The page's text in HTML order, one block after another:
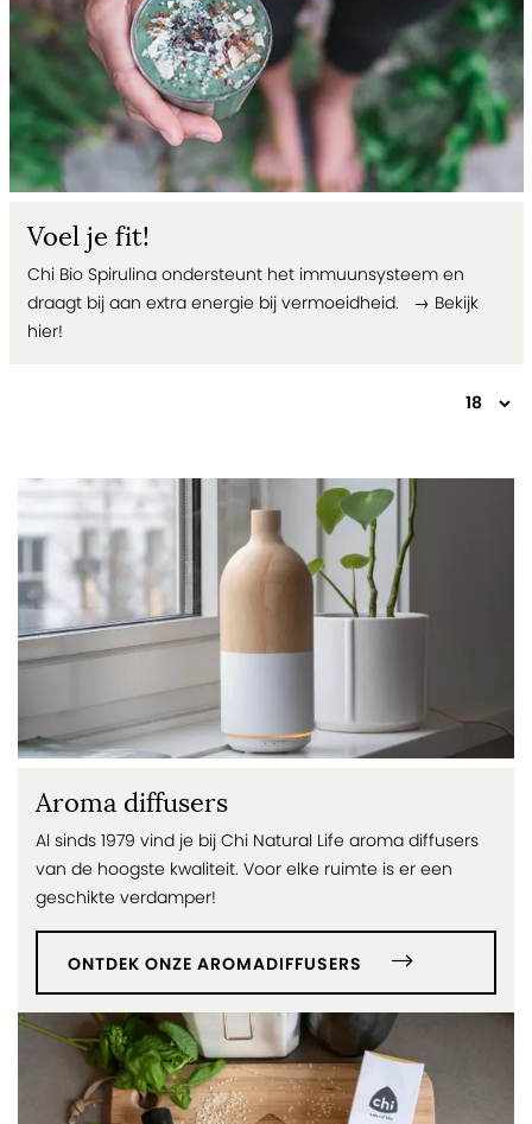
Voel je fit!
Chi Bio Spirulina ondersteunt het immuunsysteem en
draagt bij aan extra energie bij vermoeidheid. → Bekijk
hier!
Aroma diffusers
Al sinds 1979 vind je bij Chi Natural Life aroma diffusers
van de hoogste kwaliteit. Voor elke ruimte is er een
geschikte verdamper!
ONTDEK ONZE AROMADIFFUSERS